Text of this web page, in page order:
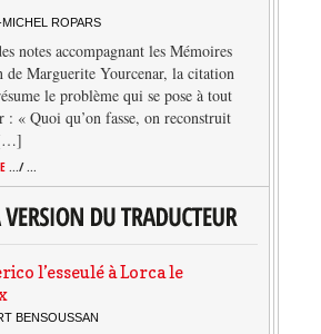
ROPARS
notes accompagnant les Mémoires
de Marguerite Yourcenar, la citation
le problème qui se pose à tout
: « Quoi qu’on fasse, on reconstruit
.../ ...
l’esseulé à Lorca le
BENSOUSSAN